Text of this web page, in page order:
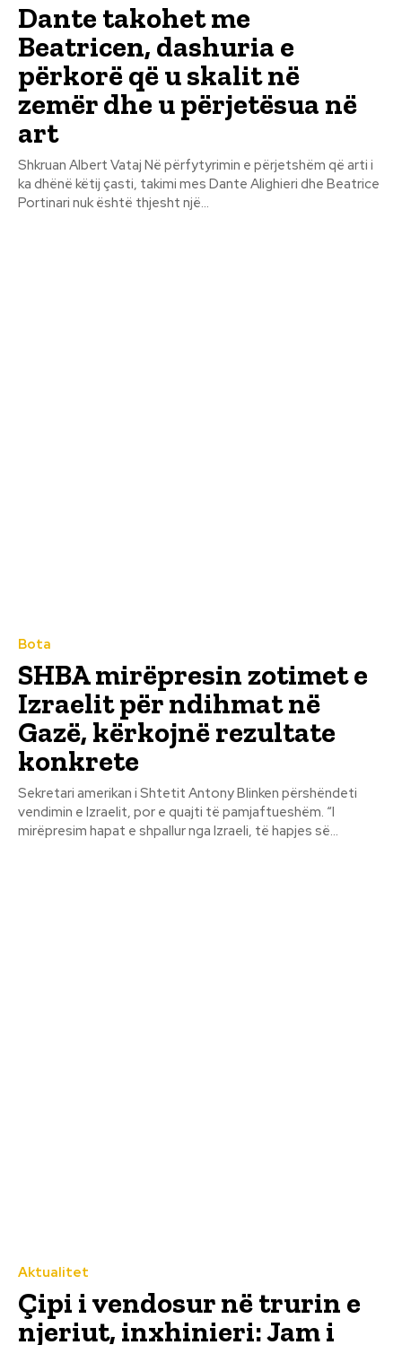
Dante takohet me
Beatricen, dashuria e
përkorë që u skalit në
zemër dhe u përjetësua në
art
Shkruan Albert Vataj Në përfytyrimin e përjetshëm që arti i
ka dhënë këtij çasti, takimi mes Dante Alighieri dhe Beatrice
Portinari nuk është thjesht një...
Bota
SHBA mirëpresin zotimet e
Izraelit për ndihmat në
Gazë, kërkojnë rezultate
konkrete
Sekretari amerikan i Shtetit Antony Blinken përshëndeti
vendimin e Izraelit, por e quajti të pamjaftueshëm. “I
mirëpresim hapat e shpallur nga Izraeli, të hapjes së...
Aktualitet
Çipi i vendosur në trurin e
njeriut, inxhinieri: Jam i